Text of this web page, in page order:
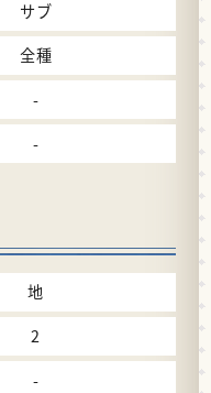
サブ
全種
-
-
地
2
-